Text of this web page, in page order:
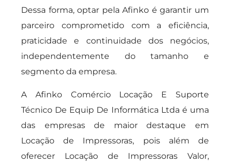
Dessa forma, optar pela Afinko é garantir um
parceiro comprometido com a eficiência,
praticidade e continuidade dos negócios,
independentemente do tamanho e
segmento da empresa.
A Afinko Comércio Locação E Suporte
Técnico De Equip De Informática Ltda é uma
das empresas de maior destaque em
Locação de Impressoras, pois além de
oferecer Locação de Impressoras Valor,